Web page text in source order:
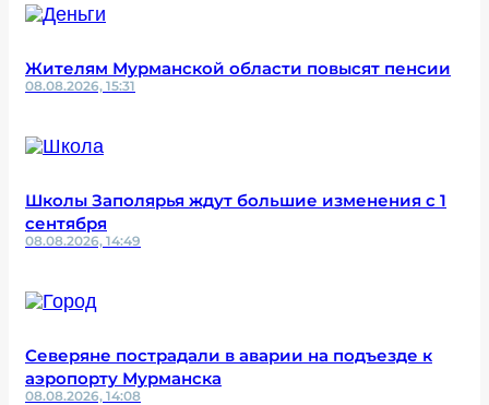
Жителям Мурманской области повысят пенсии
08.08.2026, 15:31
Школы Заполярья ждут большие изменения с 1
сентября
08.08.2026, 14:49
Северяне пострадали в аварии на подъезде к
аэропорту Мурманска
08.08.2026, 14:08